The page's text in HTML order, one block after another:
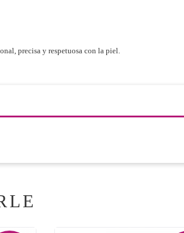
precisa y respetuosa con la piel.